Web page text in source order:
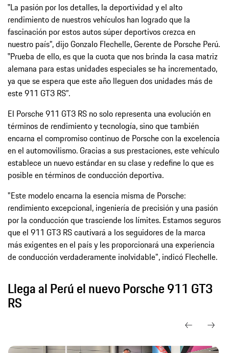
‟La pasión por los detalles, la deportividad y el alto
rendimiento de nuestros vehículos han logrado que la
fascinación por estos autos súper deportivos crezca en
nuestro país”, dijo Gonzalo Flechelle, Gerente de Porsche Perú.
‟Prueba de ello, es que la cuota que nos brinda la casa matriz
alemana para estas unidades especiales se ha incrementado,
ya que se espera que este año lleguen dos unidades más de
este 911 GT3 RS”.
El Porsche 911 GT3 RS no solo representa una evolución en
términos de rendimiento y tecnología, sino que también
encarna el compromiso continuo de Porsche con la excelencia
en el automovilismo. Gracias a sus prestaciones, este vehículo
establece un nuevo estándar en su clase y redefine lo que es
posible en términos de conducción deportiva.
"Este modelo encarna la esencia misma de Porsche:
rendimiento excepcional, ingeniería de precisión y una pasión
por la conducción que trasciende los límites. Estamos seguros
que el 911 GT3 RS cautivará a los seguidores de la marca
más exigentes en el país y les proporcionará una experiencia
de conducción verdaderamente inolvidable", indicó Flechelle.
Llega al Perú el nuevo Porsche 911 GT3
RS